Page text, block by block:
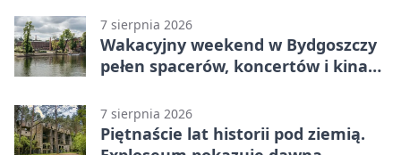
7 sierpnia 2026
Wakacyjny weekend w Bydgoszczy
pełen spacerów, koncertów i kina
7 sierpnia 2026
Piętnaście lat historii pod ziemią.